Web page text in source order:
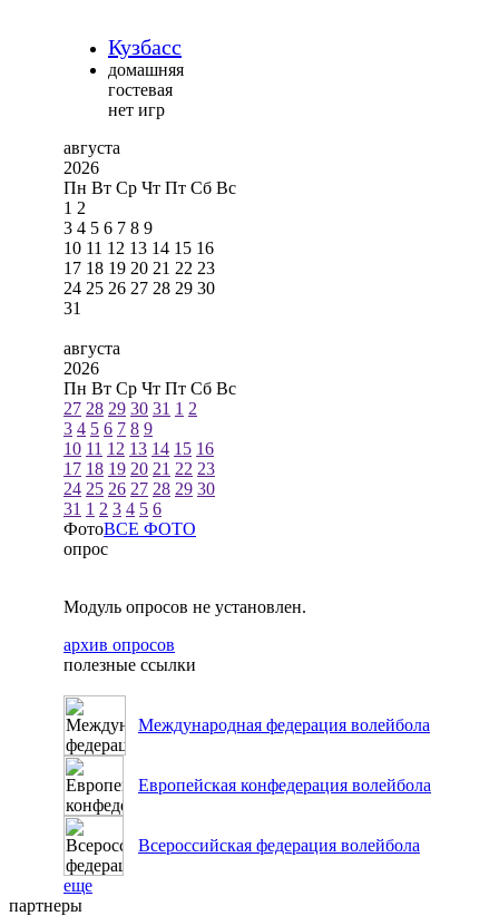
Кузбасс
домашняя
гостевая
нет игр
августа
2026
Пн Вт Ср Чт Пт Сб Вс
1 2
3 4 5 6 7 8 9
10 11 12 13 14 15 16
17 18 19 20 21 22 23
24 25 26 27 28 29 30
31
августа
2026
Пн Вт Ср Чт Пт Сб Вс
27 28 29 30 31 1 2
3 4 5 6 7 8 9
10 11 12 13 14 15 16
17 18 19 20 21 22 23
24 25 26 27 28 29 30
31 1 2 3 4 5 6
ФотоВСЕ ФОТО
опрос
Модуль опросов не установлен.
архив опросов
полезные ссылки
Международная федерация волейбола
Европейская конфедерация волейбола
Всероссийская федерация волейбола
еще
партнеры